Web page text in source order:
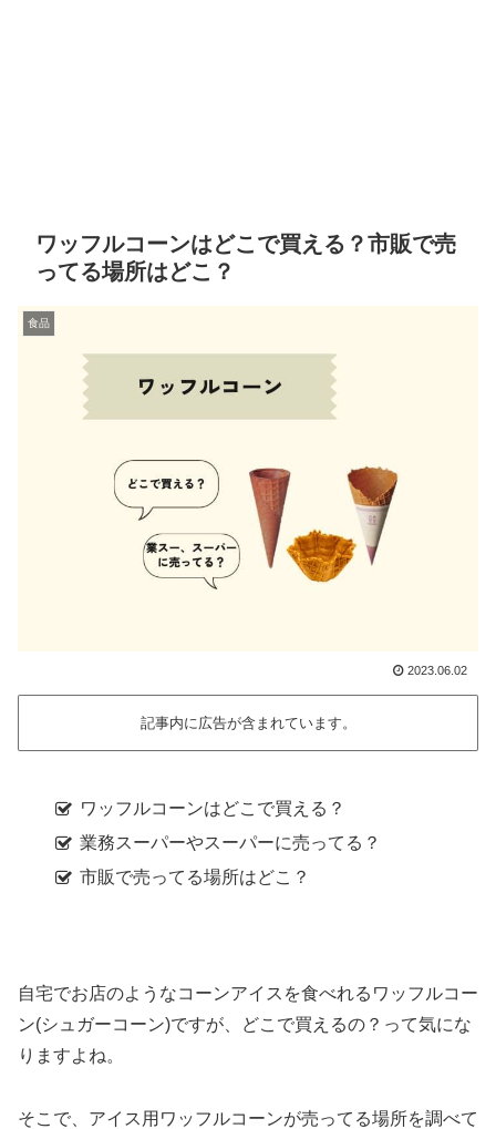
ワッフルコーンはどこで買える？市販で売
ってる場所はどこ？
食品
2023.06.02
記事内に広告が含まれています。
ワッフルコーンはどこで買える？
業務スーパーやスーパーに売ってる？
市販で売ってる場所はどこ？
自宅でお店のようなコーンアイスを食べれるワッフルコー
ン(シュガーコーン)ですが、どこで買えるの？って気にな
りますよね。
そこで、アイス用ワッフルコーンが売ってる場所を調べて